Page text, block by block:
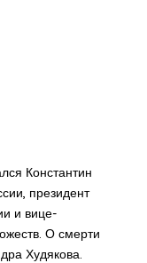
Константин
президент
и вице-
О смерти
Худякова.